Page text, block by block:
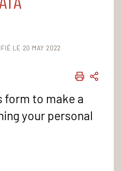
LE 20 MAY 2022
PRINT
form to make a
your personal